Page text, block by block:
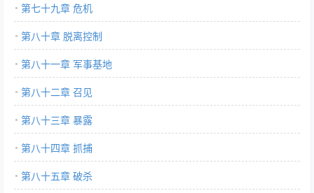
第七十九章 危机
第八十章 脱离控制
第八十一章 军事基地
第八十二章 召见
第八十三章 暴露
第八十四章 抓捕
第八十五章 破杀